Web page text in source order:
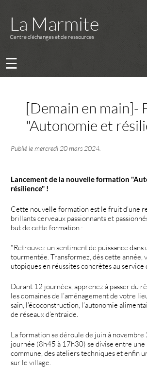
La Marmite
Centre d’échanges et de ressources
☰
[Demain en main]-
"Autonomie et
Publié lemercredi 20 mars 2024
Lancement de la nouvelle formation
résilience" !
Cette nouvelle formation est le fruit d’une
brillants cerveaux passionnants et
but de cette formation :
"Retrouvez un sentiment de puissance dans
tourmentée. Transformez, dès cette année,
utopiques en réussites concrètes au service
Durant 12 journées, apprenez à passer du
les domaines de l’aménagement de votre
sain, l’écoconstruction, l’autonomie
de réseaux d’entraide.
La formation se déroule de juin à novembre
journée (8h45 à 17h30) se divise entre
commune, des ateliers techniques et enfin
sur le village.